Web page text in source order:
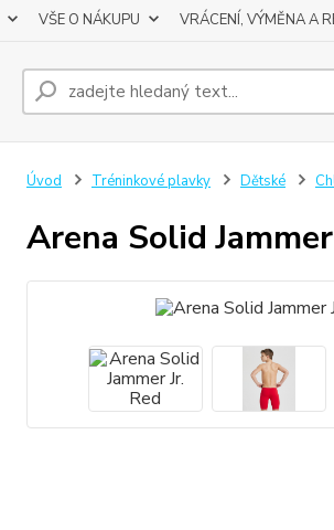
VŠE O NÁKUPU VRÁCENÍ, VÝMĚNA A
Úvod Tréninkové plavky Dětské
Arena Solid